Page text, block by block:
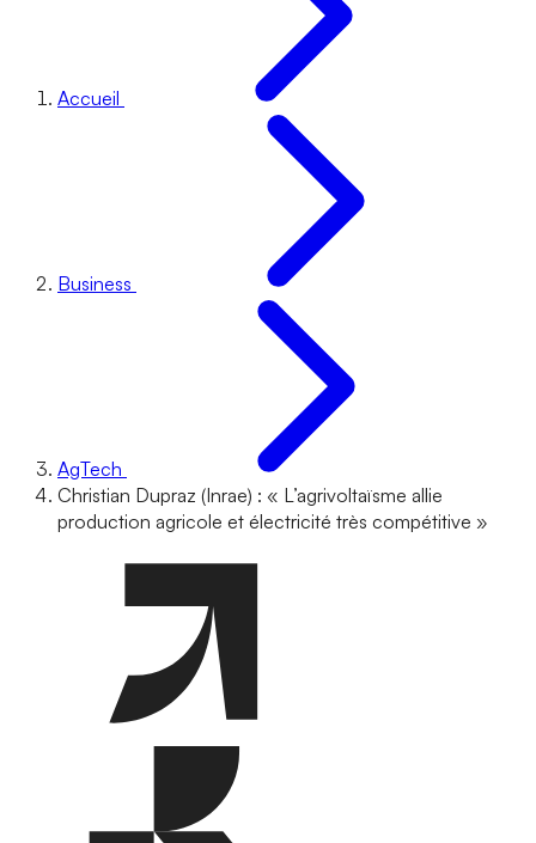
Accueil
Business
AgTech
Christian Dupraz (Inrae) : « L’agrivoltaïsme allie
production agricole et électricité très compétitive »